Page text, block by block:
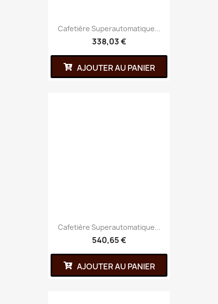
Cafetière Superautomatique...
338,03 €
AJOUTER AU PANIER
Cafetière Superautomatique...
540,65 €
AJOUTER AU PANIER